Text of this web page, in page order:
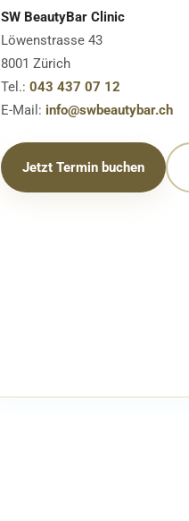
SW BeautyBar Clinic
Löwenstrasse 43
8001 Zürich
Tel.: 043 437 07 12
E-Mail: info@swbeautybar.ch
Jetzt Termin buchen